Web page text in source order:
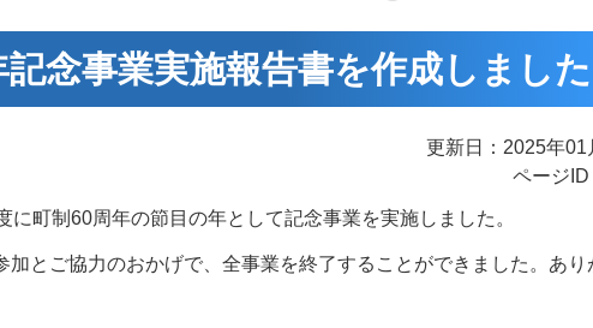
念事業実施報告書を作成しました
更新日：2025年01
ページID
に町制60周年の節目の年として記念事業を実施しました。
加とご協力のおかげで、全事業を終了することができました。あり